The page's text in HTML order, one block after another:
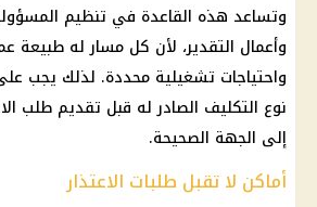
وتساعد هذه القاعدة في تنظيم
وأعمال التقدير، لأن كل مسار له طبيعة
واحتياجات تشغيلية محددة. لذلك يجب
نوع التكليف الصادر له قبل تقديم طلب
إلى الجهة الصحيحة.
أماكن لا تقبل طلبات الاعتذار